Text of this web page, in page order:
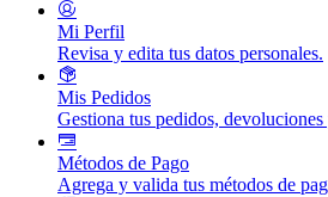
Mi Perfil
Revisa y edita tus datos personales.
Mis Pedidos
Gestiona tus pedidos, devoluciones
Métodos de Pago
Agrega y valida tus métodos de